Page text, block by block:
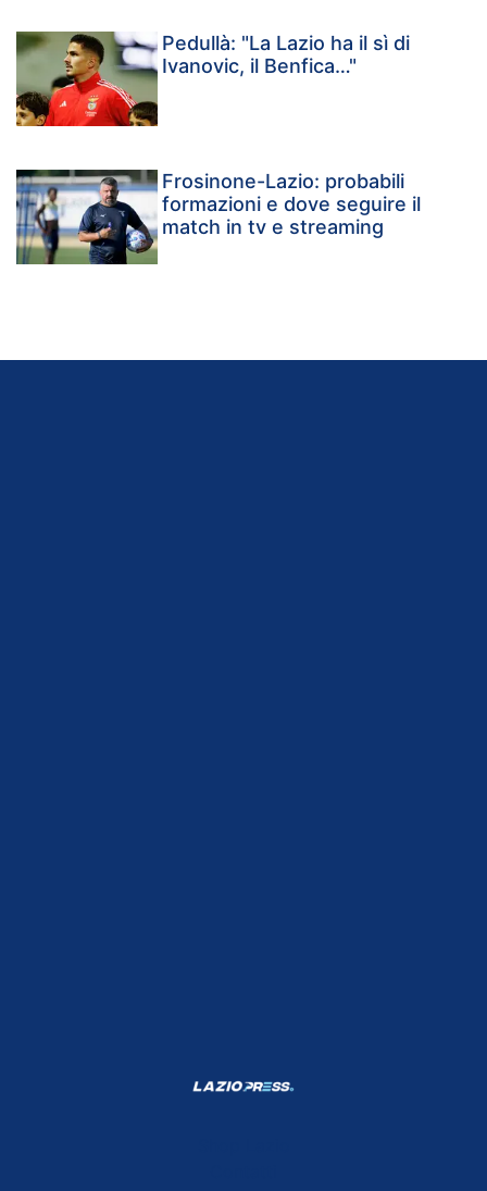
Pedullà: "La Lazio ha il sì di
Ivanovic, il Benfica…"
Frosinone-Lazio: probabili
formazioni e dove seguire il
match in tv e streaming